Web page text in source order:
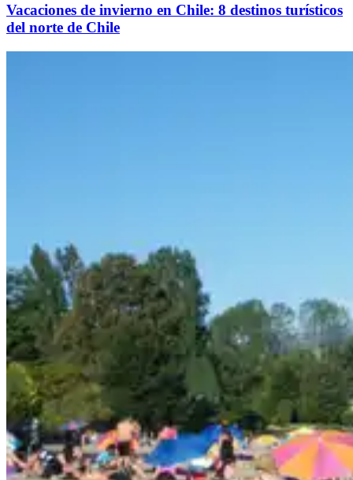
Vacaciones de invierno en Chile: 8 destinos turísticos
del norte de Chile